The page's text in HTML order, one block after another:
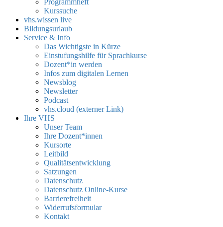
Programmheft
Kurssuche
vhs.wissen live
Bildungsurlaub
Service & Info
Das Wichtigste in Kürze
Einstufungshilfe für Sprachkurse
Dozent*in werden
Infos zum digitalen Lernen
Newsblog
Newsletter
Podcast
vhs.cloud (externer Link)
Ihre VHS
Unser Team
Ihre Dozent*innen
Kursorte
Leitbild
Qualitätsentwicklung
Satzungen
Datenschutz
Datenschutz Online-Kurse
Barrierefreiheit
Widerrufsformular
Kontakt